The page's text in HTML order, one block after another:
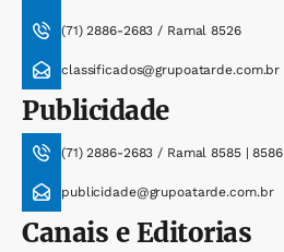
(71) 2886-2683 / Ramal 8526
classificados@grupoatarde.com.br
Publicidade
(71) 2886-2683 / Ramal 8585 | 8586
publicidade@grupoatarde.com.br
Canais e Editorias